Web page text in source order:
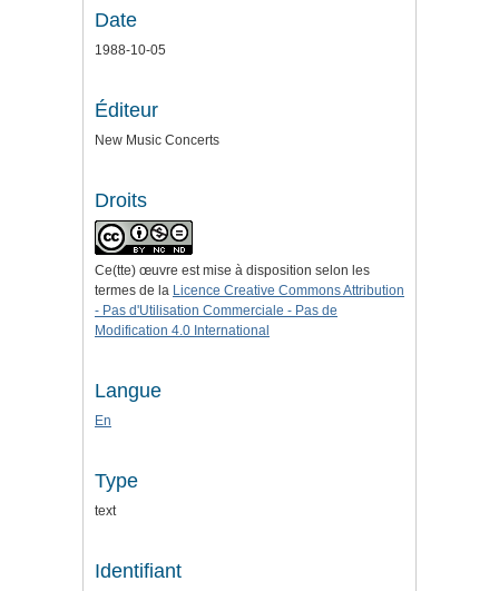
Date
1988-10-05
Éditeur
New Music Concerts
Droits
Ce(tte) œuvre est mise à disposition selon les
termes de la Licence Creative Commons Attribution
- Pas d'Utilisation Commerciale - Pas de
Modification 4.0 International
Langue
En
Type
text
Identifiant